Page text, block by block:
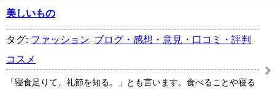
美しいもの
タグ: ファッション ブログ・感想・意見・口コミ・評判
コスメ
「寝食足りて、礼節を知る。」とも言います。食べることや寝る